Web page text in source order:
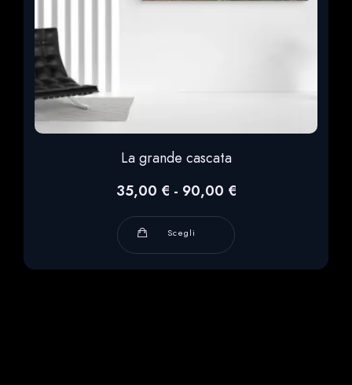
La grande cascata
35,00 € - 90,00 €Fascia
a
Scegli
ha